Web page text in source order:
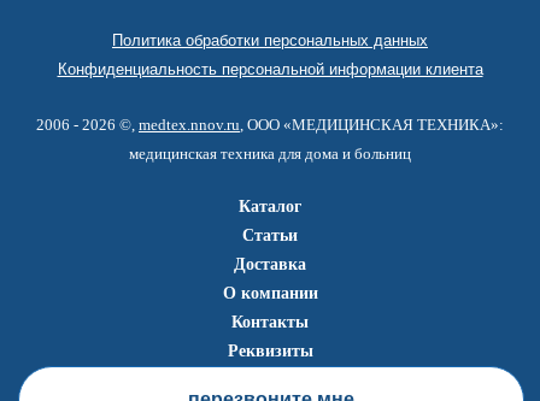
Политика обработки персональных данных
Конфиденциальность персональной информации клиента
2006 - 2026 ©, medtex.nnov.ru , ООО «МЕДИЦИНСКАЯ ТЕХНИКА»:
медицинская техника для дома и больниц
Каталог
Статьи
Доставка
О компании
Контакты
Реквизиты